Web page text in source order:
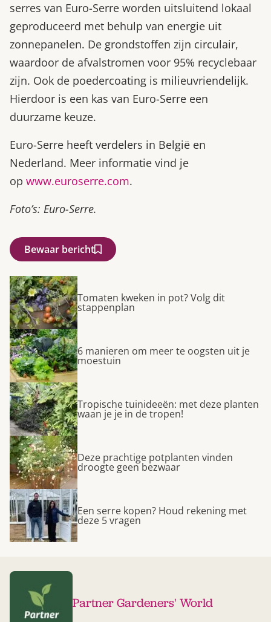
serres van Euro-Serre worden uitsluitend lokaal
geproduceerd met behulp van energie uit
zonnepanelen. De grondstoffen zijn circulair,
waardoor de afvalstromen voor 95% recyclebaar
zijn. Ook de poedercoating is milieuvriendelijk.
Hierdoor is een kas van Euro-Serre een
duurzame keuze.
Euro-Serre heeft verdelers in België en
Nederland. Meer informatie vind je
op www.euroserre.com.
Foto’s: Euro-Serre.
Bewaar bericht
Tomaten kweken in pot? Volg dit
stappenplan
6 manieren om meer te oogsten uit je
moestuin
Tropische tuinideeën: met deze planten
waan je je in de tropen!
Deze prachtige potplanten vinden
droogte geen bezwaar
Een serre kopen? Houd rekening met
deze 5 vragen
Partner Gardeners' World